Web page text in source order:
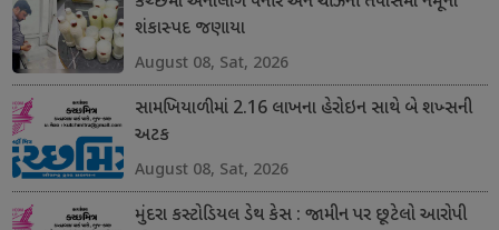
શંકાસ્પદ જણાયા
August 08, Sat, 2026
સામખિયાળીમાં 2.16 લાખના હેરોઇન સાથે બે શખ્સની
અટક
August 08, Sat, 2026
મુંદરા કસ્ટોડિયલ ડેથ કેસ : જામીન પર છૂટેલો આરોપી